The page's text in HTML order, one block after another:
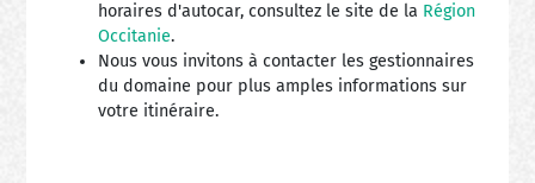
horaires d'autocar, consultez le site de la Région
Occitanie.
Nous vous invitons à contacter les gestionnaires
du domaine pour plus amples informations sur
votre itinéraire.